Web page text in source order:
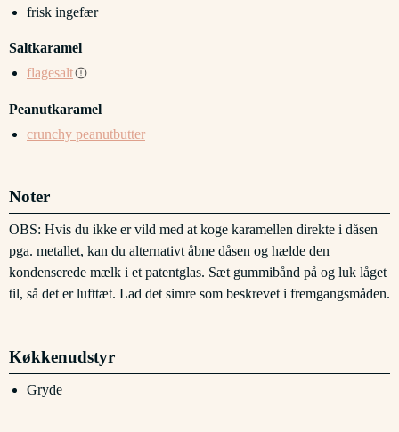
frisk ingefær
Saltkaramel
flagesalt
Peanutkaramel
crunchy peanutbutter
Noter
OBS: Hvis du ikke er vild med at koge karamellen direkte i dåsen
pga. metallet, kan du alternativt åbne dåsen og hælde den
kondenserede mælk i et patentglas. Sæt gummibånd på og luk låget
til, så det er lufttæt. Lad det simre som beskrevet i fremgangsmåden.
Køkkenudstyr
Gryde